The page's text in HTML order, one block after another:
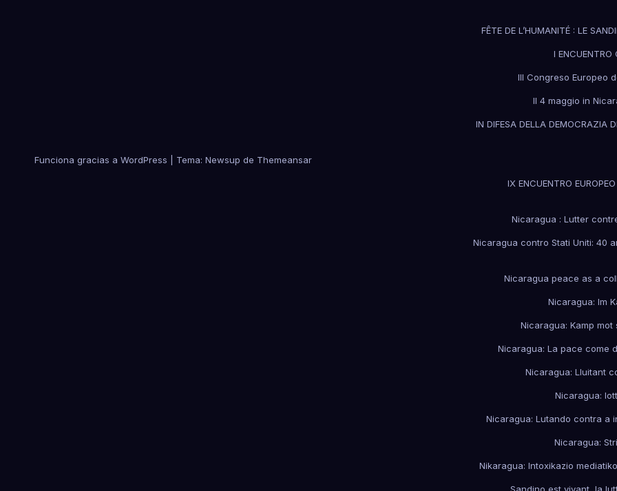
Funciona gracias a WordPress Tema: Newsup de Themeansar
FÊTE DE L’HUMANITÉ : LE
I
III Congreso Europeo
Il 4 maggio in
IN DIFESA DELLA DEMOCRAZIA
IX ENCUENTRO
Nicaragua : Lutter
Nicaragua contro Stati Uniti: 40
Nicaragua peace as a
Nicaragua: Im
Nicaragua: Kamp
Nicaragua: La pace come
Nicaragua: Lluitant
Nicaragua:
Nicaragua: Lutando contra a
Nicaragua:
Nikaragua: Intoxikazio